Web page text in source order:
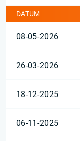
DATUM
08-05-2026
26-03-2026
18-12-2025
06-11-2025